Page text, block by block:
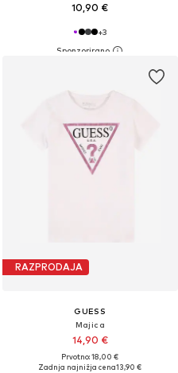
10,90 €
+3
RAZPRODAJA
GUESS
Majica
14,90 €
Prvotno: 18,00 €
Zadnja najnižja cena13,90 €